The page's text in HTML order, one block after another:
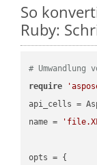
So
Ruby:
# Umwandlung
require
api_cells =
name =
opts = {